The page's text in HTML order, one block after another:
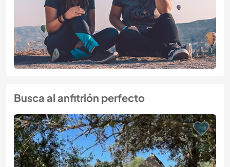
Busca al anfitrión perfecto